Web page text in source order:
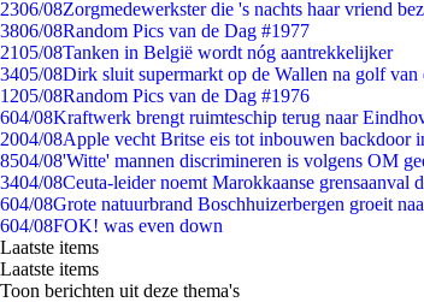
2306/08Zorgmedewerkster die 's nachts haar vriend
3806/08Random Pics van de Dag #1977
2105/08Tanken in België wordt nóg aantrekkelijker
3405/08Dirk sluit supermarkt op de Wallen na golf van
1205/08Random Pics van de Dag #1976
604/08Kraftwerk brengt ruimteschip terug naar
2004/08Apple vecht Britse eis tot inbouwen backdoor
8504/08'Witte' mannen discrimineren is volgens OM
3404/08Ceuta-leider noemt Marokkaanse grensaanval
604/08Grote natuurbrand Boschhuizerbergen groeit
604/08FOK! was even down
Laatste items
Laatste items
Toon berichten uit deze thema's